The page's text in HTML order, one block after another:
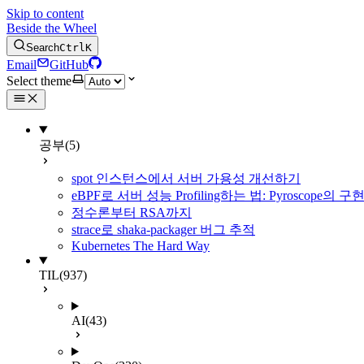
Skip to content
Beside the Wheel
SearchCtrlK
Email
GitHub
Select theme
공부(5)
spot 인스턴스에서 서버 가용성 개선하기
eBPF로 서버 성능 Profiling하는 법: Pyroscope의 구
정수론부터 RSA까지
strace로 shaka-packager 버그 추적
Kubernetes The Hard Way
TIL(937)
AI(43)